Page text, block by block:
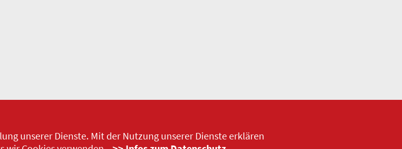
unserer Dienste. Mit der Nutzung unserer Dienste erklären